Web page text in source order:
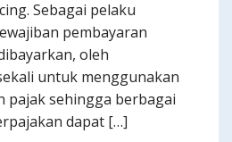
Sebagai pelaku
pembayaran
oleh
untuk menggunakan
pajak sehingga berbagai
dapat […]